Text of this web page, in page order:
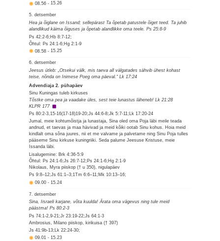
08.56-15.26
5. detsember
Hea ja õiglane on Issand; sellepärast Ta õpetab patustele õiget teed. Ta juhib
alandlikud käima õiguses ja õpetab alandlikke oma teele. Ps 25:8-9
Ps 42:2-6;Hb 8:7-12;
Õhtul: Ps 24:1-6;Hg 2:1-9
08.58-15.25
6. detsember
Jeesus ütleb: „Otsekui välk, mis taeva all välgatades sähvib ühest kohast
teise, nõnda on Inimese Poeg oma päeval.“ Lk 17:24
Advendiaja 2. pühapäev
Sinu Kuningas tuleb kirkuses
Tõstke oma pea ja vaadake üles, sest teie lunastus läheneb! Lk 21:28
KLPR 177
Ps 80:2-3,15-16(17-18)19-20;Js 44:6-8;Jk 5:7-11;Lk 17:20-24
Jumal, meie kohtumõistja ja lunastaja, Sina oled oma Poja läbi meile teada
andnud, et taevas ja maa hävivad ja meid kõiki ootab Sinu kohus. Hoia meid
kindlalt oma sõna juures, nii et me valvame ja palvetame ning Sinu Poja tulles
pääseme Sinu kirkuse kuningriiki. Seda palume Jeesuse Kristuse, meie
Issanda läbi.
Lisalugemine: Brk 4:36-5:9
Õhtul: Ps 24:1-6;Js 26:7-12;Ps 24:1-6;Hg 2:1-9
Nikolaus, Myra piiskop († u 350), nigulapäev
Ps 9:8–12;Js 61:1–3;1Tm 6:6–11;Mk 10:13–16;
09.00- 15.24
7. detsember
Sina, Iisraeli karjane, võta kuulda! Ärata oma vägevus ning tule meid
päästma! Ps 80:2-3
Ps 74:1-2,9-21;Jr 23:19-22;Js 64:1-3
Ambrosius, Milano piiskop, kirikuisa († 397)
Js 41:9b-13;Lk 22:24-30;
09.01-15.23